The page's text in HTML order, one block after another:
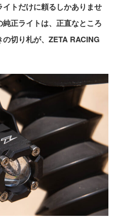
トだけに頼るしかありませ
正ライトは、正直なところ
切り札が、ZETA RACING